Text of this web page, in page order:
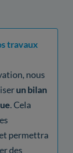
travaux
nous
un bilan
. Cela
permettra
des